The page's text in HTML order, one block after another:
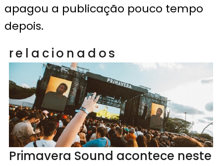
apagou a publicação pouco tempo
depois.
relacionados
Primavera Sound acontece neste